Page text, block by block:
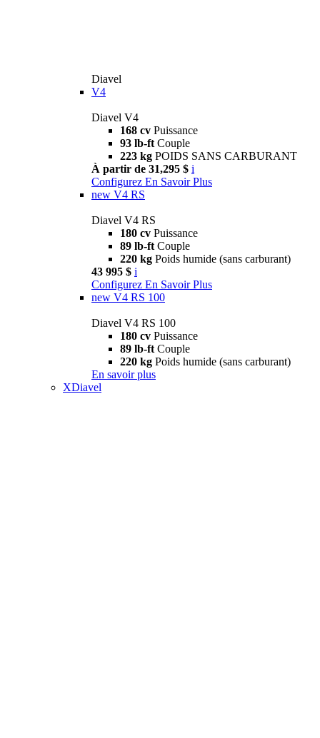
Diavel
V4
Diavel V4
168 cv Puissance
93 lb-ft Couple
223 kg POIDS SANS CARBURANT
À partir de 31,295 $ i
Configurez En Savoir Plus
new V4 RS
Diavel V4 RS
180 cv Puissance
89 lb-ft Couple
220 kg Poids humide (sans carburant)
43 995 $ i
Configurez En Savoir Plus
new V4 RS 100
Diavel V4 RS 100
180 cv Puissance
89 lb-ft Couple
220 kg Poids humide (sans carburant)
En savoir plus
XDiavel